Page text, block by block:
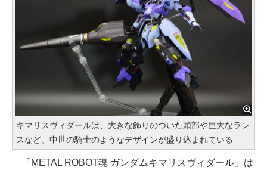
キマリスヴィダールは、大きな飾りのついた頭部や巨大なラン
スなど、中世の騎士のようなデザインが盛り込まれている
「METAL ROBOT魂 ガンダムキマリスヴィダール」は